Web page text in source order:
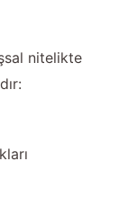
nitelikte